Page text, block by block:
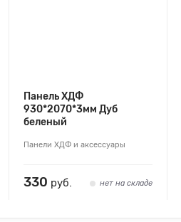
Панель ХДФ
930*2070*3мм Дуб
беленый
Панели ХДФ и аксессуары
330 руб. нет на складе